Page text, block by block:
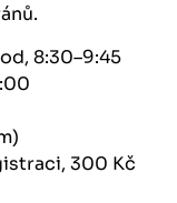
8:30–9:45
300 Kč